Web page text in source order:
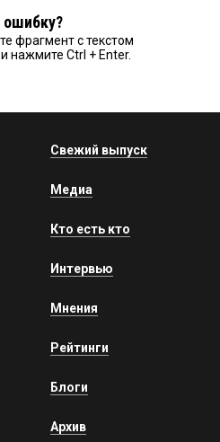
фрагмент с текстом
нажмите Ctrl + Enter.
Свежий выпуск
Медиа
Кто есть кто
Интервью
Мнения
Рейтинги
Блоги
Архив